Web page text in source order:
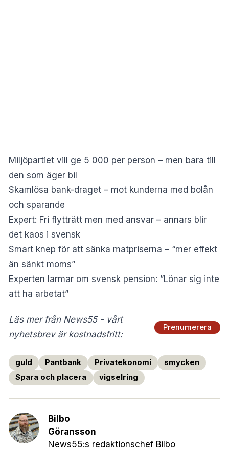
Miljöpartiet vill ge 5 000 per person – men bara till
den som äger bil
Skamlösa bank-draget – mot kunderna med bolån
och sparande
Expert: Fri flytträtt men med ansvar – annars blir
det kaos i svensk
Smart knep för att sänka matpriserna – “mer effekt
än sänkt moms”
Experten larmar om svensk pension: ”Lönar sig inte
att ha arbetat”
Läs mer från News55 - vårt
nyhetsbrev är kostnadsfritt:
Prenumerera
guld Pantbank Privatekonomi
smycken
Spara och placera
vigselring
Bilbo
Göransson
News55:s redaktionschef Bilbo